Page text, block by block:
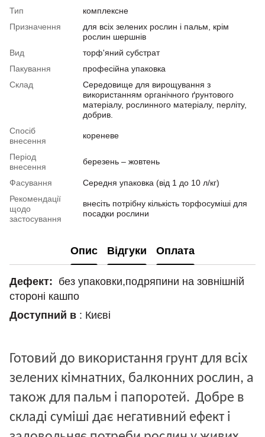
Тип
комплексне
Призначення
для всіх зелених рослин і пальм, крім
рослин шершнів
Вид
торф'яний субстрат
Пакування
професійна упаковка
Склад
Середовище для вирощування з
використанням органічного ґрунтового
матеріалу, рослинного матеріалу, перліту,
добрив.
Спосіб
внесення
кореневе
Період
внесення
березень – жовтень
Фасування
Середня упаковка (від 1 до 10 л/кг)
Рекомендації
щодо
застосування
внесіть потрібну кількість торфосуміші для
посадки рослини
Опис Відгуки Оплата
Дефект: без упаковки,подряпини на зовнішній
стороні кашпо
Доступний в : Києві
Готовий до використання грунт для всіх
зелених кімнатних, балконних рослин, а
також для пальм і папоротей. Добре в
складі суміші дає негативний ефект і